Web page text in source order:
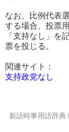
なお、比例代表
する場合、投票
「支持なし」を
票を投じる。
関連サイト：
支持政党なし
新語時事用語辞典